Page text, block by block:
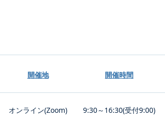
開催地 開催時間
オンライン(Zoom) 9:30～16:30(受付9:00)